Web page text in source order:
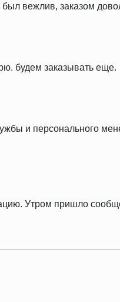
был вежлив, заказом
будем заказывать еще.
и персонального
Утром пришло